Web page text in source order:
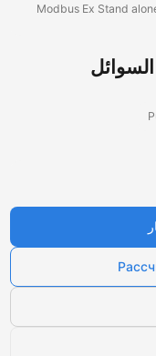
Modbus Ex Stand